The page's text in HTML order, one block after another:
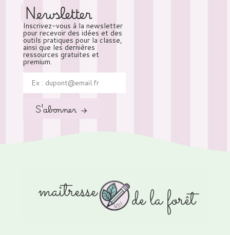
Newsletter
Inscrivez-vous à la newsletter
pour recevoir des idées et des
outils pratiques pour la classe,
ainsi que les dernières
ressources gratuites et
premium.
S'abonner →